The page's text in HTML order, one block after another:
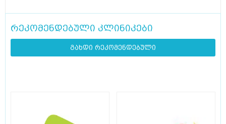
რეკომენდებული კლინიკები
გახდი რეკომენდებული